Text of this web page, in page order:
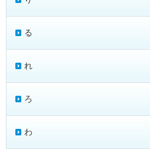
る
れ
ろ
わ